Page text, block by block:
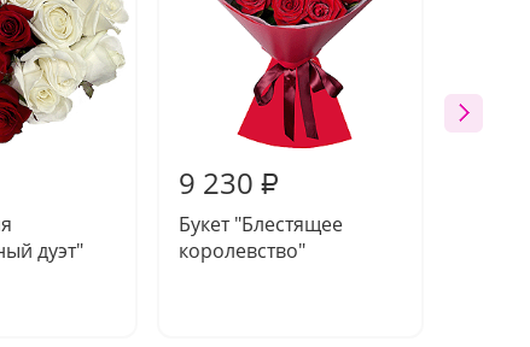
дуэт"
9 230 ₽
Букет "Блестящее
королевство"